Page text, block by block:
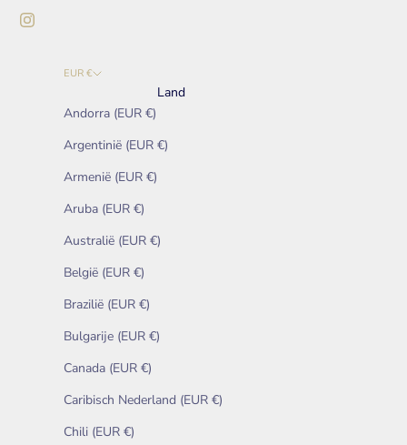
EUR €
Land
Andorra (EUR €)
Argentinië (EUR €)
Armenië (EUR €)
Aruba (EUR €)
Australië (EUR €)
België (EUR €)
Brazilië (EUR €)
Bulgarije (EUR €)
Canada (EUR €)
Caribisch Nederland (EUR €)
Chili (EUR €)